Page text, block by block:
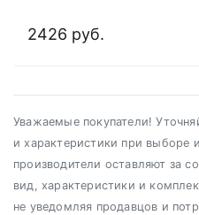
2426 руб.
Уважаемые покупатели!
и характеристики при выборе
производители оставляют за
вид, характеристики и
не уведомляя продавцов и